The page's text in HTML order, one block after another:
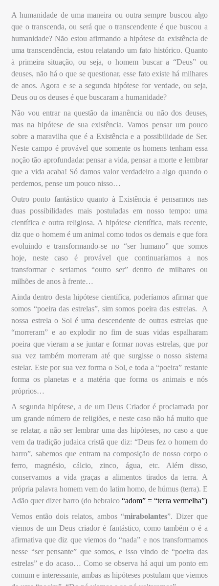
A humanidade de uma maneira ou outra sempre buscou algo
que o transcenda, ou será que o transcendente é que buscou a
humanidade? Não estou afirmando a hipótese da existência de
uma transcendência, estou relatando um fato histórico. Quanto
à primeira situação, ou seja, o homem buscar a “Deus” ou
deuses, não há o que se questionar, esse fato existe há milhares
de anos. Agora e se a segunda hipótese for verdade, ou seja,
Deus ou os deuses é que buscaram a humanidade?
Não vou entrar na questão da imanência ou não dos deuses,
mas na hipótese de sua existência. Vamos pensar um pouco
sobre a maravilha que é a Existência e a possibilidade de Ser.
Neste campo é provável que somente os homens tenham essa
noção tão aprofundada: pensar a vida, pensar a morte e lembrar
que a vida acaba! Só damos valor verdadeiro a algo quando o
perdemos, pense um pouco nisso…
Outro ponto fantástico quanto à Existência é pensarmos nas
duas possibilidades mais postuladas em nosso tempo: uma
científica e outra religiosa. A hipótese científica, mais recente,
diz que o homem é um animal como todos os demais e que fora
evoluindo e transformando-se no “ser humano” que somos
hoje, neste caso é provável que continuaríamos a nos
transformar e seriamos “outro ser” dentro de milhares ou
milhões de anos à frente…
Ainda dentro desta hipótese científica, poderíamos afirmar que
somos “poeira das estrelas”, sim somos poeira das estrelas.
A
nossa estrela o Sol é uma descendente de outras estrelas que
“morreram” e ao explodir no fim de suas vidas espalharam
poeira que vieram a se juntar e formar novas estrelas, que por
sua vez também morreram até que surgisse o nosso sistema
estelar. Este por sua vez forma o Sol, e toda a “poeira” restante
forma os planetas e a matéria que forma os animais e nós
próprios…
A segunda hipótese, a de um Deus Criador é proclamada por
um grande número de religiões, e neste caso não há muito que
se relatar, a não ser lembrar uma das hipóteses, no caso a que
vem da tradição judaica cristã que diz: “Deus fez o homem do
barro”, sabemos que entram na composição de nosso corpo o
ferro, magnésio, cálcio, zinco, água, etc. Além disso,
conservamos a vida graças a alimentos tirados da terra. A
própria palavra homem vem do latim homo, de húmus (terra). E
Adão quer dizer barro (do hebraico“adom” = “terra vermelha”)
Vemos então dois relatos, ambos “mirabolantes”. Dizer que
viemos de um Deus criador é fantástico, como também o é a
afirmativa que diz que viemos do “nada” e nos transformamos
nesse “ser pensante” que somos, e isso vindo de “poeira das
estrelas” e do acaso… Como se observa há aqui um ponto em
comum e interessante, ambas as hipóteses postulam que viemos